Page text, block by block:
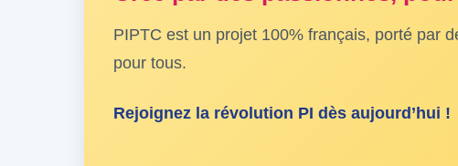
PIPTC est un projet 100% français, porté par
pour tous.
Rejoignez la révolution PI dès aujourd’hui !